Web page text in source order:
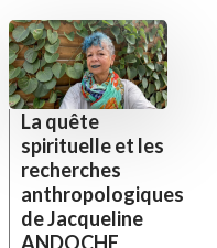
La quête
spirituelle et les
recherches
anthropologiques
de Jacqueline
ANDOCHE